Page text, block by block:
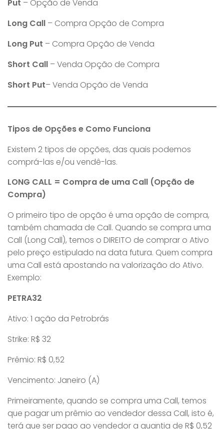
Put – Opção de Venda
Long Call – Compra Opção de Compra
Long Put – Compra Opção de Venda
Short Call – Venda Opção de Compra
Short Put– Venda Opção de Venda
Tipos de Opções e Como Funciona
Existem 2 tipos de opções, das quais podemos
comprá-las e/ou vendê-las.
LONG CALL = Compra de uma Call (Opção de
Compra)
O primeiro tipo de opção é uma opção de compra,
também chamada de Call. Quando se compra uma
Call (Long Call), temos o DIREITO de comprar o Ativo
pelo preço estipulado na data futura. Quem compra
uma Call está apostando na valorização do Ativo.
Exemplo:
PETRA32
Ativo: 1 ação da Petrobrás
Strike: R$ 32
Prêmio: R$ 0,52
Vencimento: Janeiro (A)
Primeiramente, quando se compra uma Call, temos
que pagar um prêmio ao vendedor dessa Call, isto é,
terá que ser pago ao vendedor a quantia de R$ 0,52